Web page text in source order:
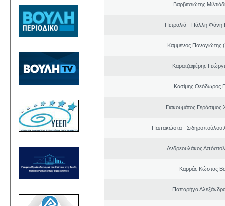
Βαρβιτσιώτης
Πετραλιά - Πάλλη Φάνη
Καμμένος Παναγιώτης
Καρατζαφέρης
Κασίμης Θεόδωρος
Γιακουμάτος
Παπακώστα - Σιδηροπούλου
Ανδρεουλάκος
Καρράς Κώστας
Παπαρήγα